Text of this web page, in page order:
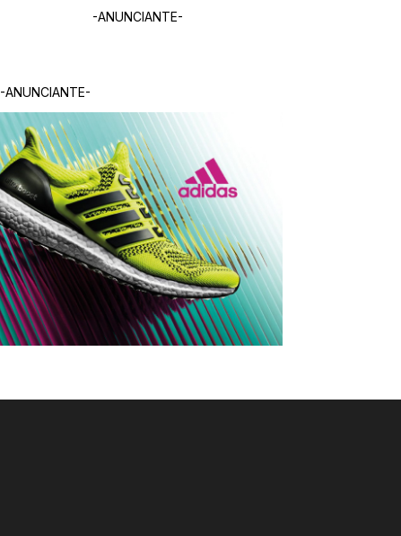
-ANUNCIANTE-
-ANUNCIANTE-